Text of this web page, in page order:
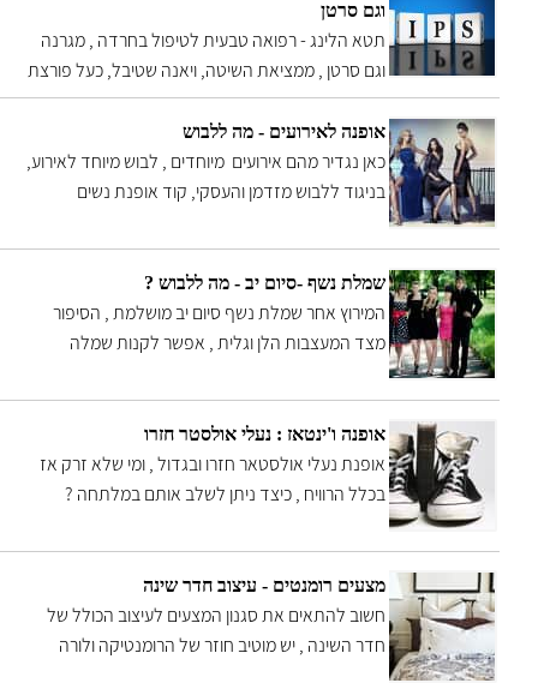
וגם סרטן
תטא הלינג - רפואה טבעית לטיפול בחרדה , מגרנה
וגם סרטן , ממציאת השיטה, ויאנה שטיבל, כעל פורצת
דרך שריפאה רבים מסביבה ממחלות גופניות ונפשיות
ואף רפאה את עצמה ממחלת סרטן סופנית . בשיטה
שהגיעה וצלחה את דרכה אף לרשת ה fox news
האמריקאית , בכתבה זו תמצאו מידע וראיון עם
אופנה לאירועים - מה ללבוש
כאן נגדיר מהם אירועים מיוחדים , לבוש מיוחד לאירוע,
בניגוד ללבוש מזדמן והעסקי, קוד אופנת נשים
נתפרים הבגדים הם בדרך כלל משי, קטיפה, ותחרה
שמלת נשף -סיום יב - מה ללבוש ?
המירוץ אחר שמלת נשף סיום יב מושלמת , הסיפור
מצד המעצבות הלן וגלית , אפשר לקנות שמלה
מחיר אני אמר אני ולא קבל?
אופנה ו'ינטאז : נעלי אולסטר חזרו
אופנת נעלי אולסטאר חזרו ובגדול , ומי שלא זרק אז
בכלל הרוויח , כיצד ניתן לשלב אותם במלתחה ?
לדעתינו גם הקידס הלבנות בדרך
מצעים רומנטים - עיצוב חדר שינה
חשוב להתאים את סגנון המצעים לעיצוב הכולל של
חדר השינה , יש מוטיב חוזר של הרומנטיקה ולורה